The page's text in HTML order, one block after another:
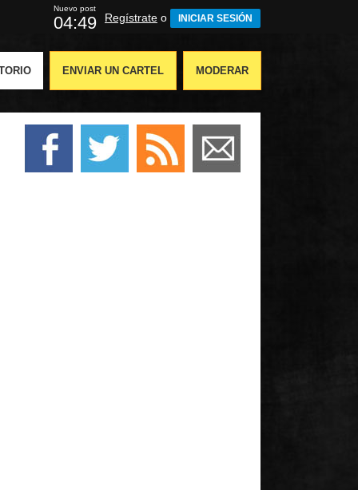
Nuevo post
04:48 Regístrate o INICIAR SESIÓN
ENVIAR UN CARTEL MODERAR